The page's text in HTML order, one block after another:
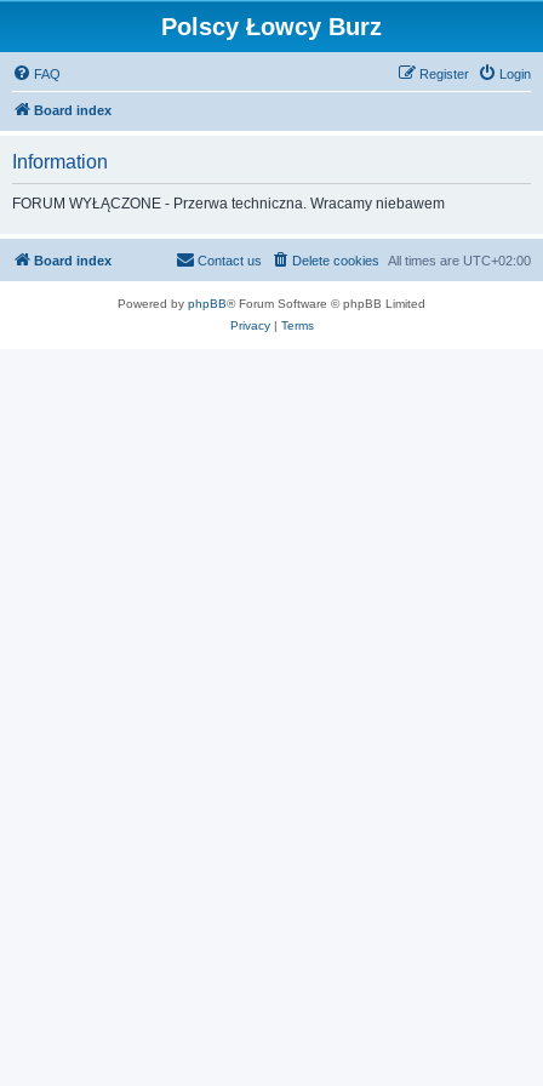
Polscy Łowcy Burz
FAQ Login
Register
Board index
Information
FORUM WYŁĄCZONE - Przerwa techniczna. Wracamy niebawem
Board index All times are UTC+02:00
Delete cookies
Contact us
Powered by phpBB® Forum Software © phpBB Limited
Privacy| Terms